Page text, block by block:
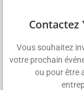
Contactez
Vous souhaitez
votre prochain
ou pour être